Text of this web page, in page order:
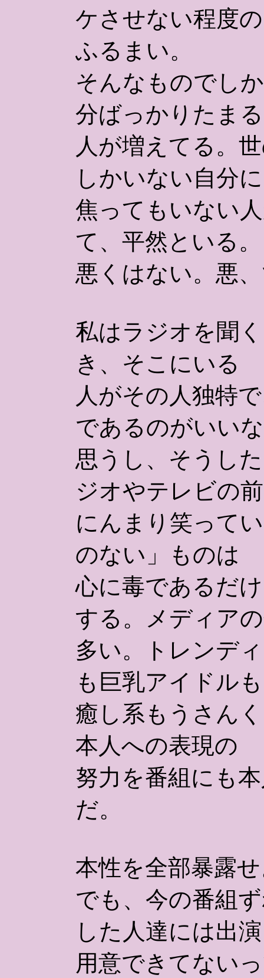
ケさせない程度の
ふるまい。
そんなものでし
分ばっかりたまる
人が増えてる。
しかいない自分に
焦ってもいない
て、平然といる。
悪くはない。悪
私はラジオを聞
き、そこにいる
人がその人独特
であるのがいい
思うし、そうし
ジオやテレビの
にんまり笑って
のない」ものは
心に毒であるだ
する。メディア
多い。トレンデ
も巨乳アイドルも
癒し系もうさん
本人への表現の
努力を番組にも
だ。
本性を全部暴露
でも、今の番組
した人達には出
用意できてない